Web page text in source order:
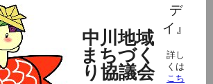
中川地域
まちづく
り協議会
デ
イ』
詳し
くは
こち